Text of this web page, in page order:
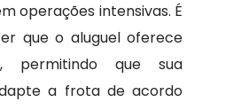
operações intensivas. É
que o aluguel oferece
permitindo que sua
a frota de acordo